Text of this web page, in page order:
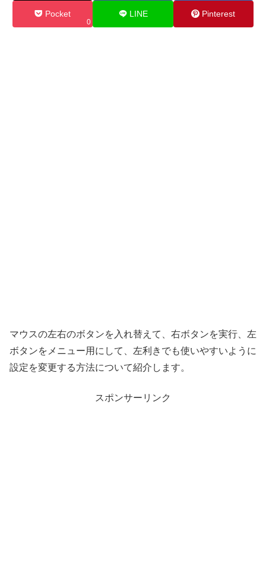
Pocket
0
LINE Pinterest
マウスの左右のボタンを入れ替えて、右ボタンを実行、左
ボタンをメニュー用にして、左利きでも使いやすいように
設定を変更する方法について紹介します。
スポンサーリンク